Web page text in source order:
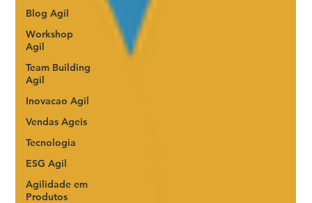
Blog Agil
Workshop
Agil
Team Building
Agil
Inovacao Agil
Vendas Ageis
Tecnologia
ESG Agil
Agilidade em
Produtos